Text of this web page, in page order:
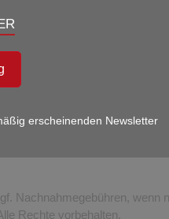
erscheinenden Newsletter
Nachnahmegebühren, wenn
Rechte vorbehalten.